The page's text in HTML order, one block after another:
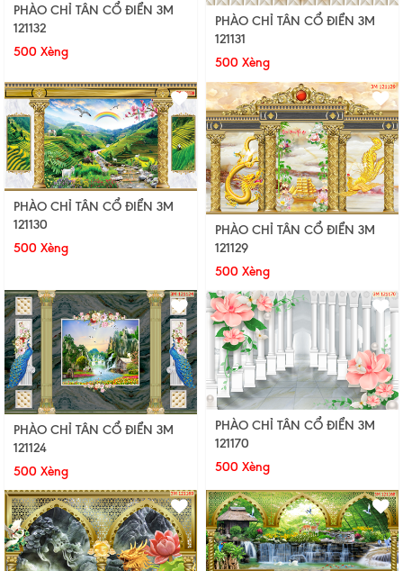
PHÀO CHỈ TÂN CỔ ĐIỂN 3M
121132
500 Xèng
PHÀO CHỈ TÂN CỔ ĐIỂN 3M
121131
500 Xèng
PHÀO CHỈ TÂN CỔ ĐIỂN 3M
121130
500 Xèng
PHÀO CHỈ TÂN CỔ ĐIỂN 3M
121129
500 Xèng
PHÀO CHỈ TÂN CỔ ĐIỂN 3M
121124
500 Xèng
PHÀO CHỈ TÂN CỔ ĐIỂN 3M
121170
500 Xèng